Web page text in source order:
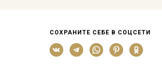
СОХРАНИТЕ СЕБЕ В СОЦСЕТИ